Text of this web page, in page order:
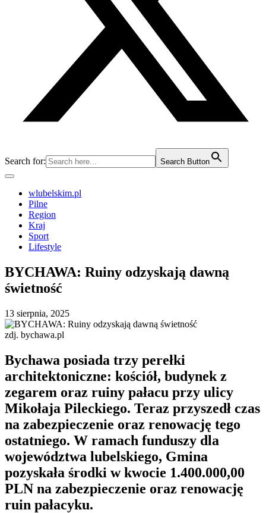
Search for: Search Button
wlubelskim.pl
Pilne
Region
Kraj
Sport
Lifestyle
BYCHAWA: Ruiny odzyskają dawną
świetność
13 sierpnia, 2025
zdj. bychawa.pl
Bychawa posiada trzy perełki
architektoniczne: kościół, budynek z
zegarem oraz ruiny pałacu przy ulicy
Mikołaja Pileckiego. Teraz przyszedł czas
na zabezpieczenie oraz renowację tego
ostatniego. W ramach funduszy dla
województwa lubelskiego, Gmina
pozyskała środki w kwocie 1.400.000,00
PLN na zabezpieczenie oraz renowację
ruin pałacyku.